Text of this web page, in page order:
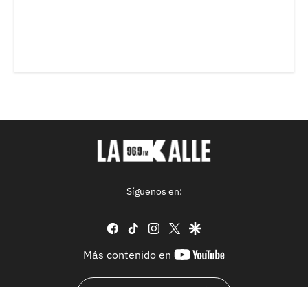
Síguenos en:
facebook
tiktok instagram
twittergoogle
Más contenido en
youtube-